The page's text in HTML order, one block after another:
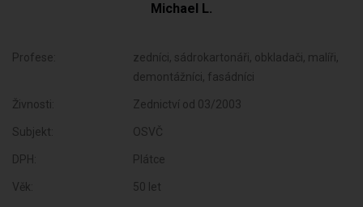
Michael L.
Profese:
zedníci, sádrokartonáři, obkladači, malíři,
demontážníci, fasádníci
Živnosti: Zednictví od 03/2003
Subjekt: OSVČ
DPH: Plátce
Věk: 50 let